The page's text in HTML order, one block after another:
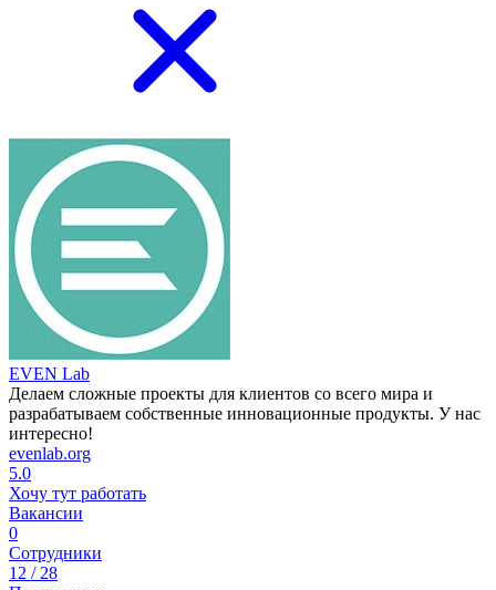
EVEN Lab
Делаем сложные проекты для клиентов со всего мира и
разрабатываем собственные инновационные продукты. У нас
интересно!
evenlab.org
5.0
Хочу тут работать
Вакансии
0
Сотрудники
12 / 28